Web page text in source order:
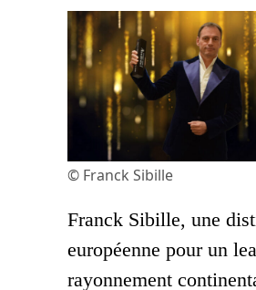
© Franck Sibille
Franck Sibille, une
européenne pour un
rayonnement